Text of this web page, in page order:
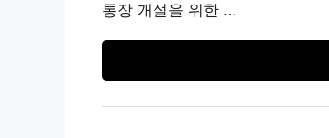
통장 개설을 위한 …